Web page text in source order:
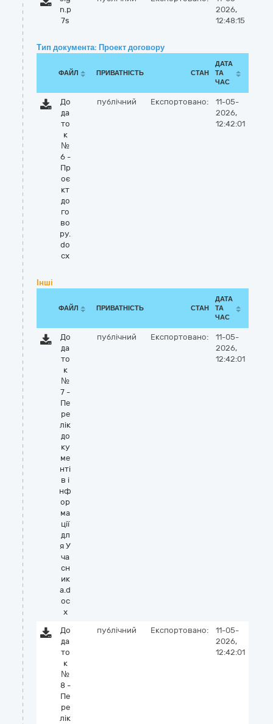
n.p
7s
2026,
12:48:15
Тип документа: Проект договору
ФАЙЛ ПРИВАТНІСТЬ СТАН
ДАТА
ТА
ЧАС
До
да
то
к
№
6 -
Пр
оє
кт
до
го
во
ру.
do
cx
публічний Експортовано:
11-05-
2026,
12:42:01
Інші
ФАЙЛ ПРИВАТНІСТЬ СТАН
ДАТА
ТА
ЧАС
До
да
то
к
№
7 -
Пе
ре
лік
до
ку
ме
нті
в і
нф
ор
ма
ції
дл
я У
ча
сн
ик
а.d
oc
x
публічний Експортовано:
11-05-
2026,
12:42:01
До
да
то
к
№
8 -
Пе
ре
лік
публічний Експортовано:
11-05-
2026,
12:42:01